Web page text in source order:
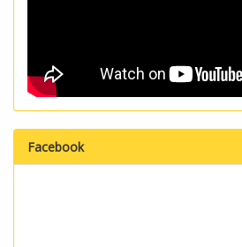
Facebook